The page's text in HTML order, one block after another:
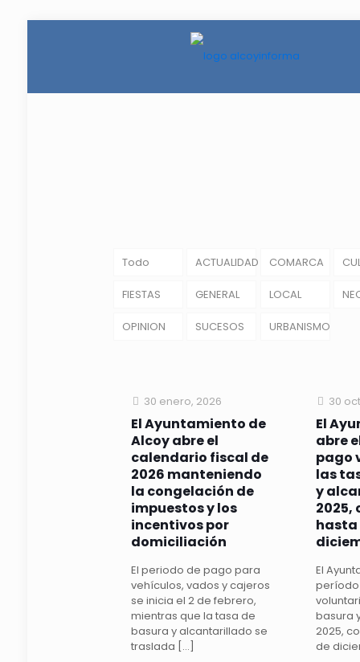
Todo ACTUALIDAD COMARCA
FIESTAS GENERAL LOCAL
OPINION SUCESOS URBANISMO
30 enero, 2026
El Ayuntamiento de
Alcoy abre el
calendario fiscal de
2026 manteniendo
la congelación de
impuestos y los
incentivos por
domiciliación
El periodo de pago para
vehículos, vados y cajeros
se inicia el 2 de febrero,
mientras que la tasa de
basura y alcantarillado se
traslada […]
30
El
abre
pago
las
y
2025,
hasta
El
basura
2025,
de